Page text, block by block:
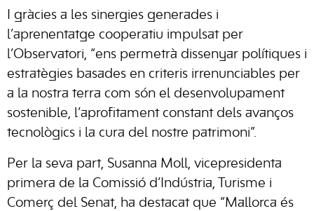
I gràcies a les sinergies generades i
l’aprenentatge cooperatiu impulsat per
l’Observatori, “ens permetrà dissenyar polítiques i
estratègies basades en criteris irrenunciables per
a la nostra terra com són el desenvolupament
sostenible, l’aprofitament constant dels avanços
tecnològics i la cura del nostre patrimoni”.
Per la seva part, Susanna Moll, vicepresidenta
primera de la Comissió d’Indústria, Turisme i
Comerç del Senat, ha destacat que “Mallorca és